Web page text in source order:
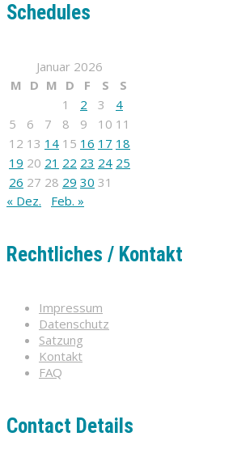
Schedules
Januar 2026
M D M D F S
S
1
2 3
4
5
6 7 8 9 10 11
12 13 14 15 16 17 18
19 20 21 22 23 24 25
26 27 28 29 30 31
« Dez.
Feb. »
Rechtliches / Kontakt
Impressum
Datenschutz
Satzung
Kontakt
FAQ
Contact Details